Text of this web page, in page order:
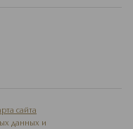
сайта
данных и